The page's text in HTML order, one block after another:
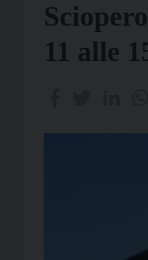
11 alle